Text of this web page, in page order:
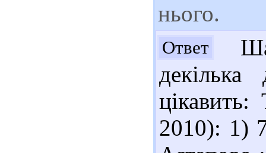
нього.
Ответ
2010): 1)